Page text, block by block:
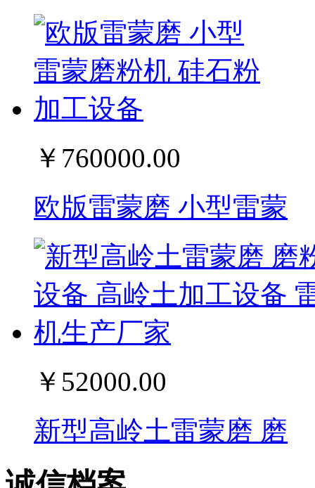
￥760000.00
欧版雷蒙磨 小型雷蒙
￥52000.00
新型高岭土雷蒙磨 磨